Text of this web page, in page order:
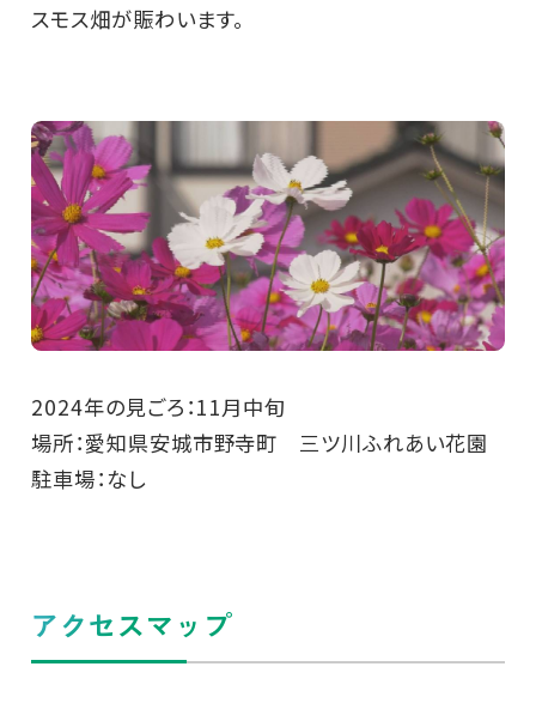
スモス畑が賑わいます。
2024年の見ごろ：11月中旬
場所：愛知県安城市野寺町 三ツ川ふれあい花園
駐車場：なし
アクセスマップ